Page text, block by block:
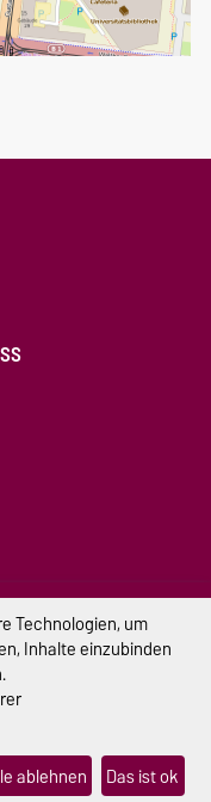
Technologien, um
Inhalte einzubinden
ablehnen Das ist ok